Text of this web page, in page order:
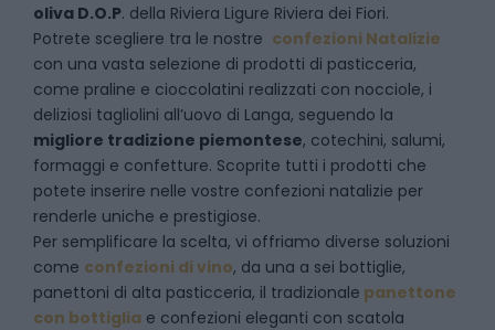
oliva D.O.P. della Riviera Ligure Riviera dei Fiori.
Potrete scegliere tra le nostre confezioni Natalizie
con una vasta selezione di prodotti di pasticceria,
come praline e cioccolatini realizzati con nocciole, i
deliziosi tagliolini all’uovo di Langa, seguendo la
migliore tradizione piemontese, cotechini, salumi,
formaggi e confetture. Scoprite tutti i prodotti che
potete inserire nelle vostre confezioni natalizie per
renderle uniche e prestigiose.
Per semplificare la scelta, vi offriamo diverse soluzioni
come confezioni di vino, da una a sei bottiglie,
panettoni di alta pasticceria, il tradizionale panettone
con bottiglia e confezioni eleganti con scatola